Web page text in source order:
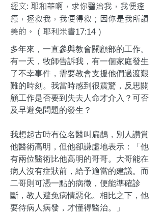
經文: 耶和華啊，求你醫治我，我便痊
癒，拯救我，我便得救；因你是我所讚
美的。（耶利米書17:14）
多年來，一直參與教會關顧部的工作。
有一天，牧師告訴我，有一個家庭發生
了不幸事件，需要教會支援他們過渡艱
難的時刻。我當時感到很震驚，反思關
顧工作是否要到失去人命才介入？可否
及早避免問題的發生？
我想起古時有位名醫叫扁鵲，別人讚賞
他醫術高明，但他卻謙虛地表示：「他
有兩位醫術比他高明的哥哥。大哥能在
病人沒有症狀前，給予適當的建議。而
二哥則可憑一點的病徵，便能準確診
斷，教人避免病情惡化。相比之下，他
要待病人病發，才懂得醫治。」